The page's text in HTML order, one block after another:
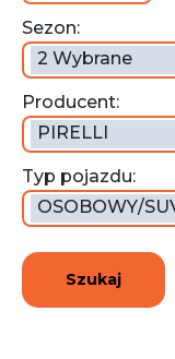
Sezon:
2 Wybrane
Producent:
PIRELLI
Typ pojazdu:
OSOBOWY/
Szukaj